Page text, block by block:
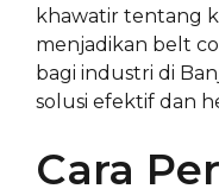
khawatir tentang
menjadikan belt
bagi industri di
solusi efektif dan
Cara